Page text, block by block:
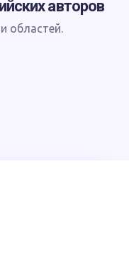
авторов
областей.